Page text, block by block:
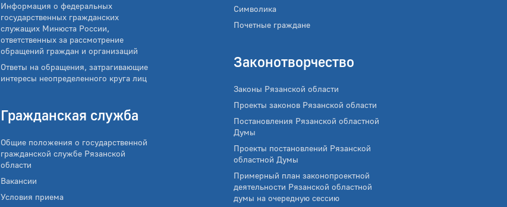
Информация о федеральных
государственных гражданских
служащих Минюста России,
ответственных за рассмотрение
обращений граждан и организаций
Ответы на обращения, затрагивающие
интересы неопределенного круга лиц
Гражданская служба
Общие положения о государственной
гражданской службе Рязанской
области
Вакансии
Условия приема
Символика
Почетные граждане
Законотворчество
Законы Рязанской области
Проекты законов Рязанской области
Постановления Рязанской областной
Думы
Проекты постановлений Рязанской
областной Думы
Примерный план законопроектной
деятельности Рязанской областной
думы на очередную сессию